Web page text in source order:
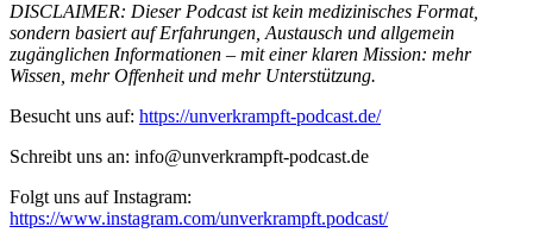
DISCLAIMER: Dieser Podcast ist kein medizinisches Format,
sondern basiert auf Erfahrungen, Austausch und allgemein
zugänglichen Informationen – mit einer klaren Mission: mehr
Wissen, mehr Offenheit und mehr Unterstützung.
Besucht uns auf: https://unverkrampft-podcast.de/
Schreibt uns an: info@unverkrampft-podcast.de
Folgt uns auf Instagram:
https://www.instagram.com/unverkrampft.podcast/